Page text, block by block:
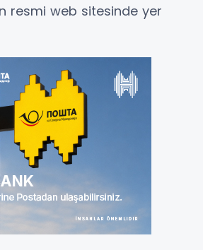
resmi web sitesinde yer